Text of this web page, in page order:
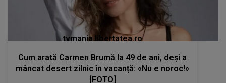
tvmania.libertatea.ro
Cum arată Carmen Brumă la 49 de ani, deși a
mâncat desert zilnic în vacanță: «Nu e noroc!»
[FOTO]